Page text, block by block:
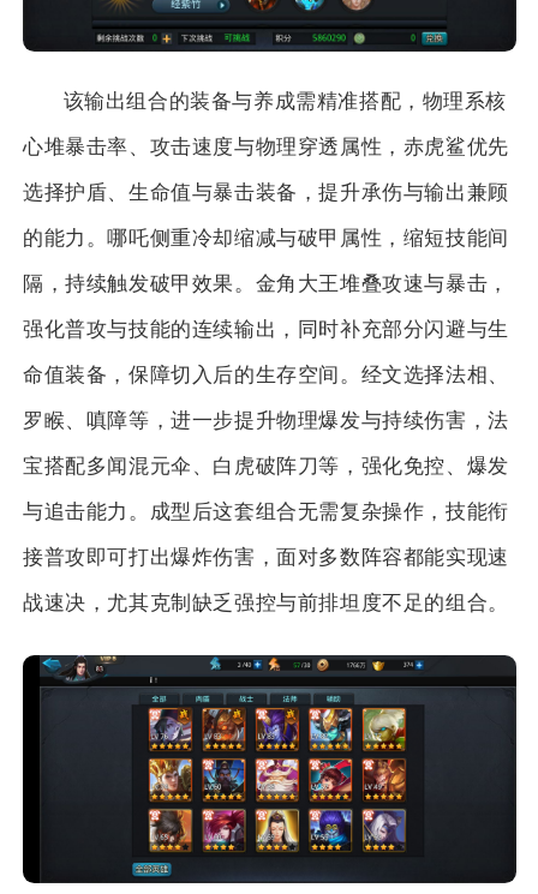
该输出组合的装备与养成需精准搭配，物理系核
心堆暴击率、攻击速度与物理穿透属性，赤虎鲨优先
选择护盾、生命值与暴击装备，提升承伤与输出兼顾
的能力。哪吒侧重冷却缩减与破甲属性，缩短技能间
隔，持续触发破甲效果。金角大王堆叠攻速与暴击，
强化普攻与技能的连续输出，同时补充部分闪避与生
命值装备，保障切入后的生存空间。经文选择法相、
罗睺、嗔障等，进一步提升物理爆发与持续伤害，法
宝搭配多闻混元伞、白虎破阵刀等，强化免控、爆发
与追击能力。成型后这套组合无需复杂操作，技能衔
接普攻即可打出爆炸伤害，面对多数阵容都能实现速
战速决，尤其克制缺乏强控与前排坦度不足的组合。